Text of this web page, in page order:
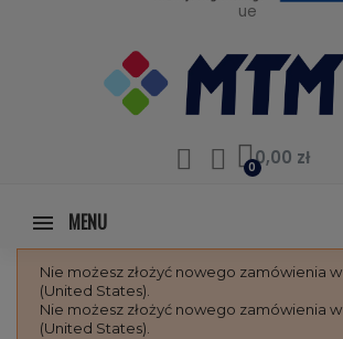
ue
0,00 zł
MENU
Nie możesz złożyć nowego zamówienia
(United States).
Nie możesz złożyć nowego zamówienia
(United States).